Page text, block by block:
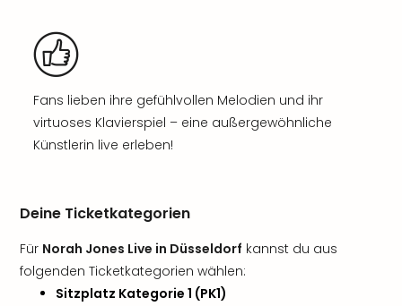
Fans lieben ihre gefühlvollen Melodien und ihr
virtuoses Klavierspiel – eine außergewöhnliche
Künstlerin live erleben!
Deine Ticketkategorien
Für Norah Jones Live in Düsseldorf kannst du aus
folgenden Ticketkategorien wählen:
Sitzplatz Kategorie 1 (PK1)